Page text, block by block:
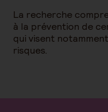
La recherche
à la prévention de
qui visent
risques.